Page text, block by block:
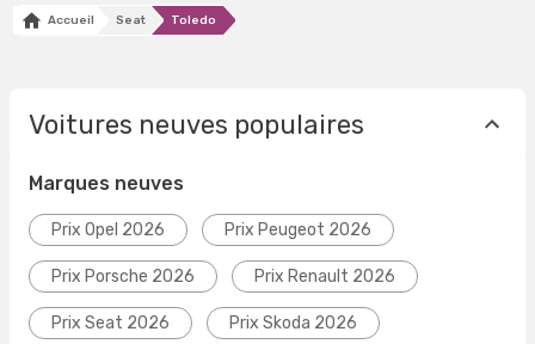
Accueil Seat Toledo
Voitures neuves populaires
Marques neuves
Prix Opel 2026 Prix Peugeot 2026
Prix Porsche 2026 Prix Renault 2026
Prix Seat 2026 Prix Skoda 2026